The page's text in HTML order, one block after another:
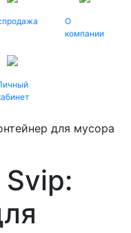
О
компании
для мусора